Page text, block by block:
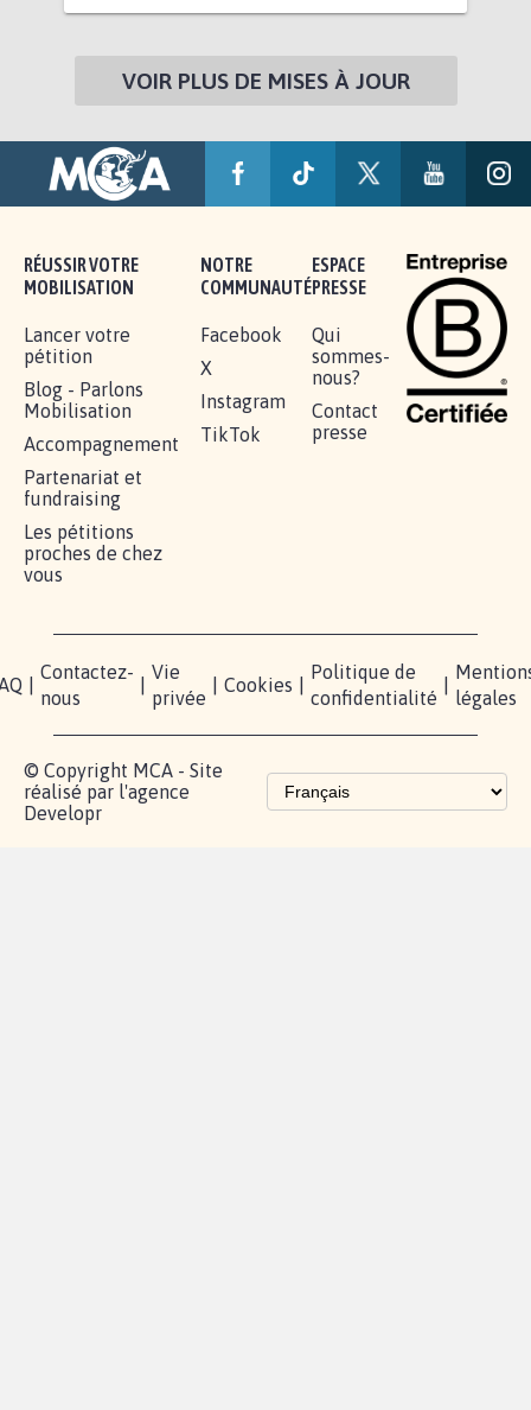
VOIR PLUS DE MISES À JOUR
RÉUSSIR VOTRE
MOBILISATION
Lancer votre
pétition
Blog - Parlons
Mobilisation
Accompagnement
Partenariat et
fundraising
Les pétitions
proches de chez
vous
NOTRE
COMMUNAUTÉ
Facebook
X
Instagram
TikTok
ESPACE
PRESSE
Qui
sommes-
nous?
Contact
presse
Contactez-
nous
Vie
privée
Cookies
Politique de
confidentialité
légales
© Copyright MCA - Site
réalisé par l'agence
Developr